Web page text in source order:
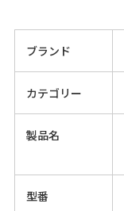
ブランド
カテゴリー
製品名
型番